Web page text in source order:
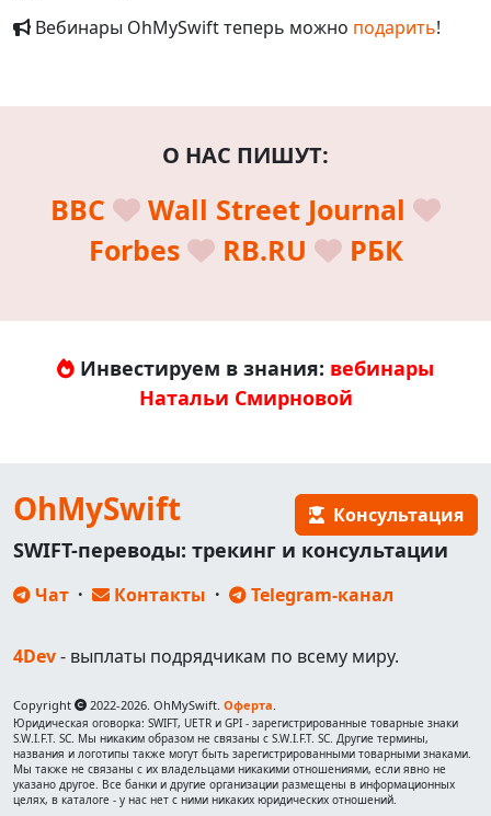
Вебинары OhMySwift теперь можно подарить!
О НАС ПИШУТ:
BBC
Wall Street Journal
Forbes
RB.RU РБК
Инвестируем в знания: вебинары
Натальи Смирновой
OhMySwift Консультация
SWIFT-переводы: трекинг и консультации
Чат · Контакты · Telegram-канал
4Dev- выплаты подрядчикам по всему миру.
Copyright 2022-2026. OhMySwift. Оферта.
Юридическая оговорка: SWIFT, UETR и GPI - зарегистрированные товарные знаки
S.W.I.F.T. SC. Мы никаким образом не связаны с S.W.I.F.T. SC. Другие термины,
названия и логотипы также могут быть зарегистрированными товарными знаками.
Мы также не связаны с их владельцами никакими отношениями, если явно не
указано другое. Все банки и другие организации размещены в информационных
целях, в каталоге - у нас нет с ними никаких юридических отношений.